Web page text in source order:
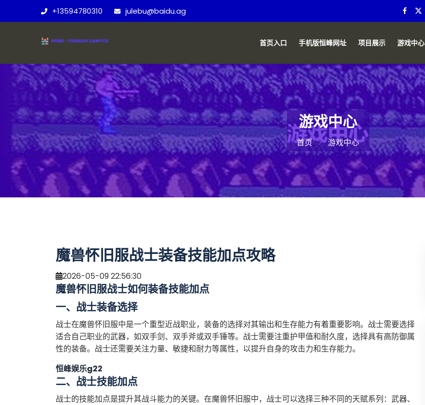
+13594780310 julebu@baidu.ag
首页入口 手机版恒峰网址 项目展示 游戏中心
游戏中心
首页 游戏中心
魔兽怀旧服战士装备技能加点攻略
2026-05-09 22:56:30
魔兽怀旧服战士如何装备技能加点
一、战士装备选择
战士在魔兽怀旧服中是一个重型近战职业，装备的选择对其输出和生存能力有着重要影响。战士需要选择
适合自己职业的武器，如双手剑、双手斧或双手锤等。战士需要注重护甲值和耐久度，选择具有高防御属
性的装备。战士还需要关注力量、敏捷和耐力等属性，以提升自身的攻击力和生存能力。
恒峰娱乐g22
二、战士技能加点
战士的技能加点是提升其战斗能力的关键。在魔兽怀旧服中，战士可以选择三种不同的天赋系列：武器、